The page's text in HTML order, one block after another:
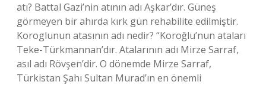
atı? Battal Gazi’nin atının adı Aşkar’dır. Güneş
görmeyen bir ahırda kırk gün rehabilite edilmiştir.
Koroglunun atasının adı nedir? “Koroğlu’nun ataları
Teke-Türkmannan’dır. Atalarının adı Mirze Sarraf,
asıl adı Rövşen’dir. O dönemde Mirze Sarraf,
Türkistan Şahı Sultan Murad’ın en önemli